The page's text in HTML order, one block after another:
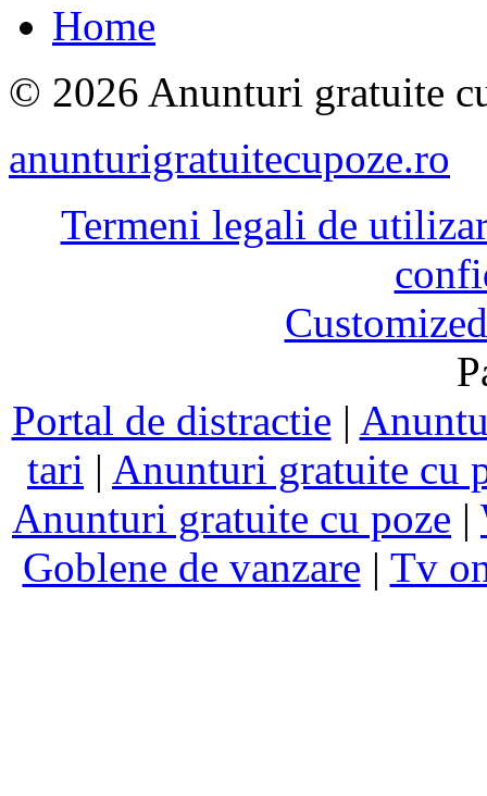
Home
© 2026 Anunturi gratuite
anunturigratuitecupoze.ro
Termeni legali de
Portal de distractie |
tari | Anunturi gratuite cu
Anunturi gratuite cu poze |
Goblene de vanzare | Tv